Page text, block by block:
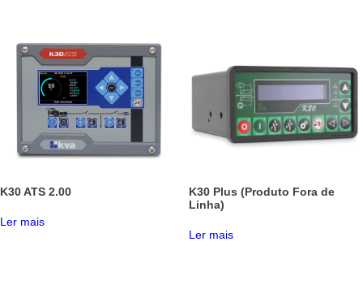
K30 ATS 2.00
Ler mais
K30 Plus (Produto Fora de
Linha)
Ler mais